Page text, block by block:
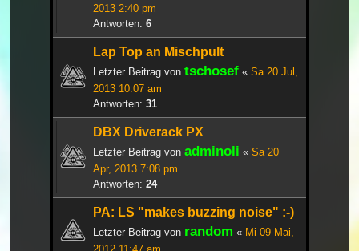
2013 2:40 pm
Antworten: 6
Lap Top an Mischpult
Letzter Beitrag von tschosef « Sa 20 Jul,
2013 10:07 am
Antworten: 31
DBX Driverack PX
Letzter Beitrag von adminoli « Sa 20
Apr, 2013 7:08 pm
Antworten: 24
PA: LS "makes buzzing noise" :-)
Letzter Beitrag von random « Mi 09 Mai,